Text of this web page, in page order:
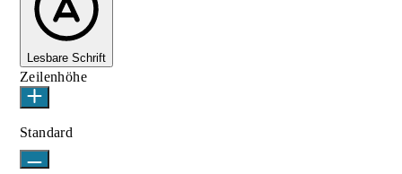
Lesbare Schrift
Zeilenhöhe
Standard